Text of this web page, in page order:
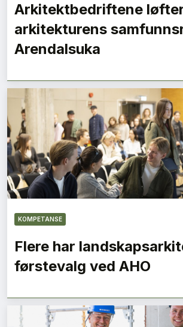
Arkitektbedriftene
arkitekturens
Arendalsuka
KOMPETANSE
Flere har
førstevalg ved AHO